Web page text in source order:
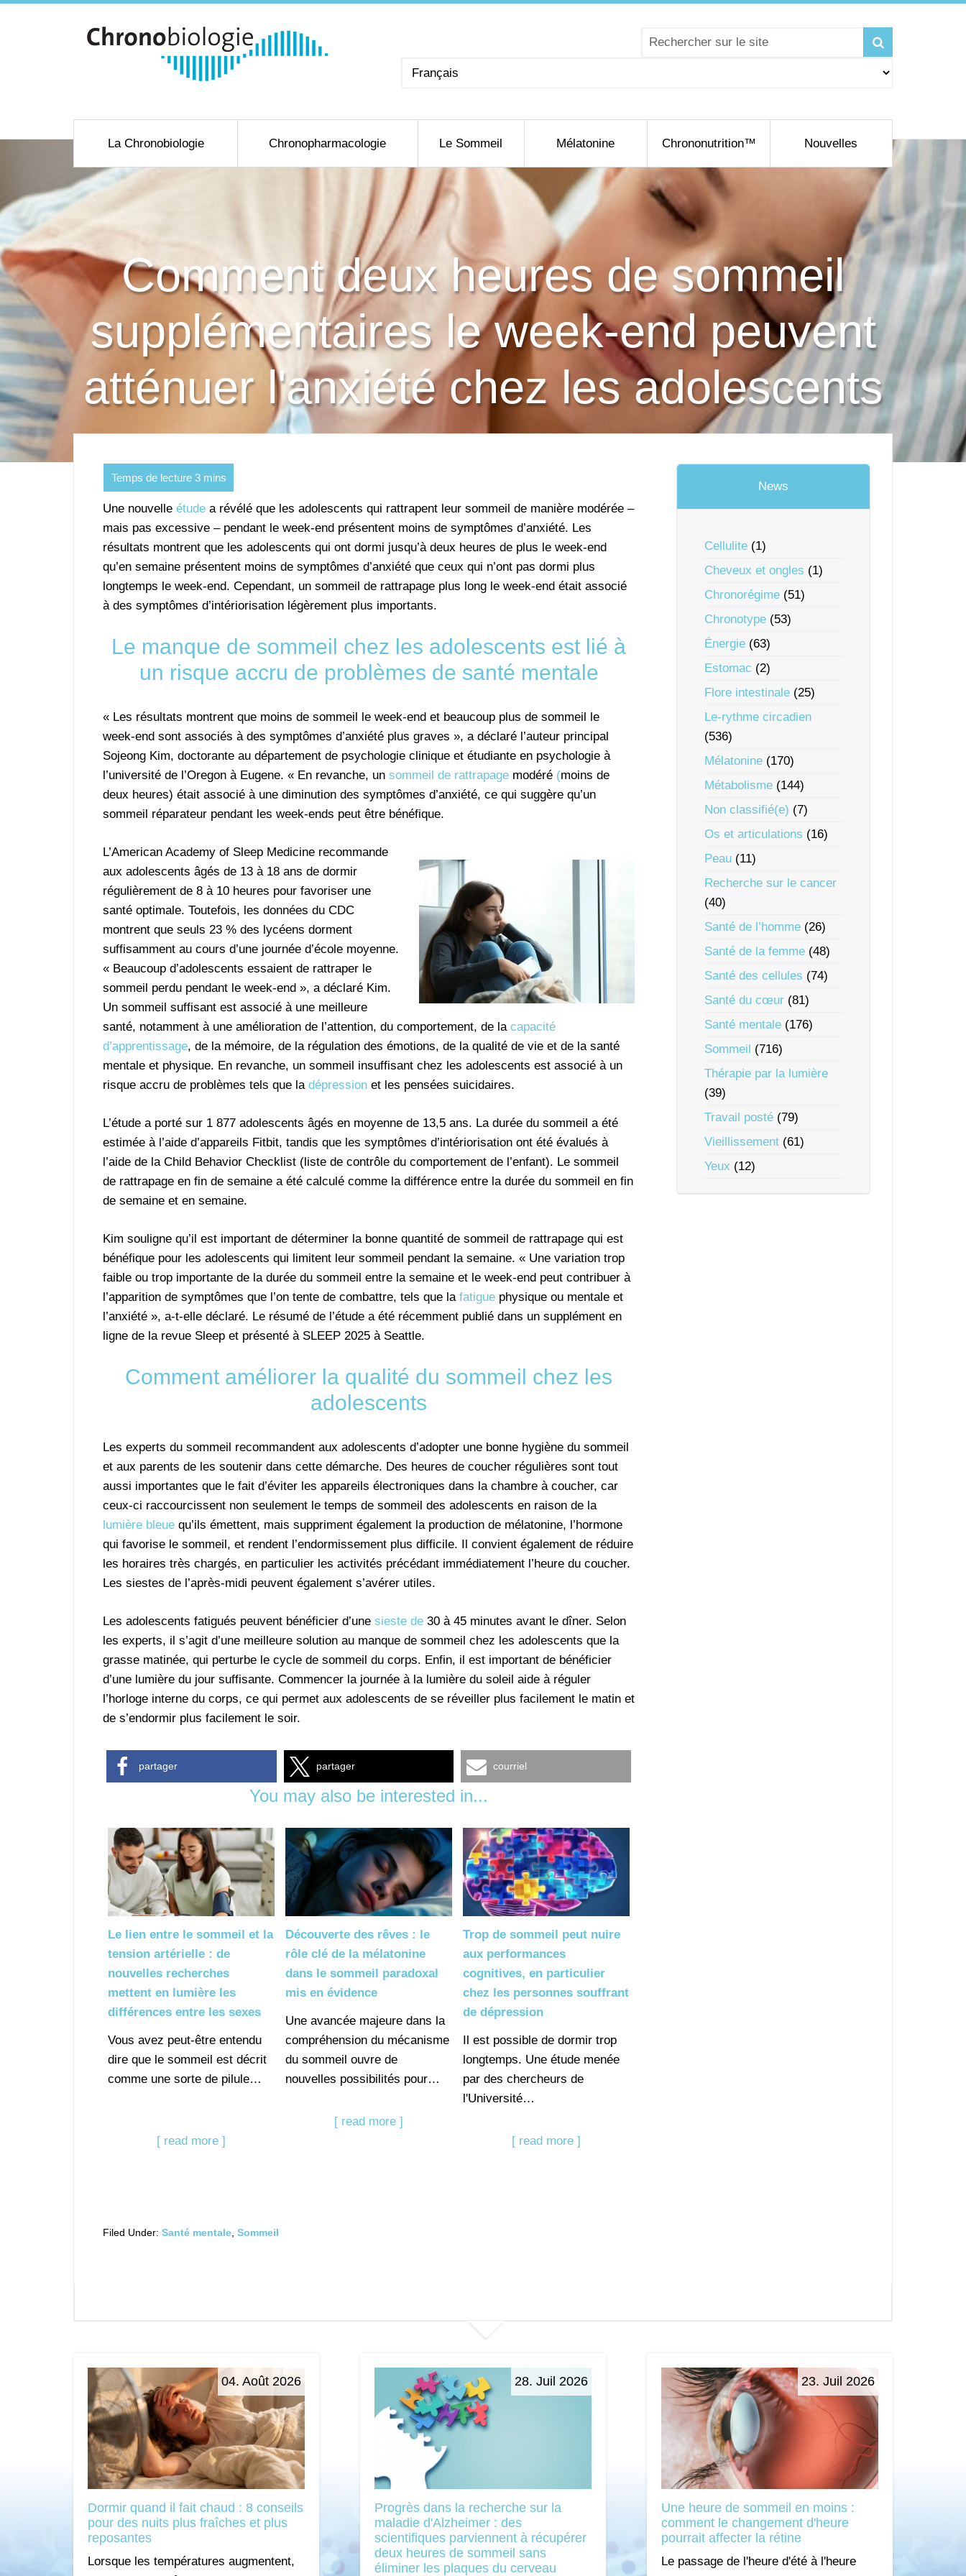
Choisir
La Chronobiologie Chronopharmacologie Le Sommeil Mélatonine Chrononutrition™ Nouvelles
Comment deux heures de sommeil
supplémentaires le week-end peuvent
atténuer l'anxiété chez les adolescents
Une nouvelle étude a révélé que les adolescents qui rattrapent leur sommeil de manière modérée –
mais pas excessive – pendant le week-end présentent moins de symptômes d’anxiété. Les
résultats montrent que les adolescents qui ont dormi jusqu’à deux heures de plus le week-end
qu’en semaine présentent moins de symptômes d’anxiété que ceux qui n’ont pas dormi plus
longtemps le week-end. Cependant, un sommeil de rattrapage plus long le week-end était associé
à des symptômes d’intériorisation légèrement plus importants.
Le manque de sommeil chez les adolescents est lié à
un risque accru de problèmes de santé mentale
« Les résultats montrent que moins de sommeil le week-end et beaucoup plus de sommeil le
week-end sont associés à des symptômes d’anxiété plus graves », a déclaré l’auteur principal
Sojeong Kim, doctorante au département de psychologie clinique et étudiante en psychologie à
l’université de l’Oregon à Eugene. « En revanche, un sommeil de rattrapage modéré (moins de
deux heures) était associé à une diminution des symptômes d’anxiété, ce qui suggère qu’un
sommeil réparateur pendant les week-ends peut être bénéfique.
L’American Academy of Sleep Medicine recommande
aux adolescents âgés de 13 à 18 ans de dormir
régulièrement de 8 à 10 heures pour favoriser une
santé optimale. Toutefois, les données du CDC
montrent que seuls 23 % des lycéens dorment
suffisamment au cours d’une journée d’école moyenne.
« Beaucoup d’adolescents essaient de rattraper le
sommeil perdu pendant le week-end », a déclaré Kim.
Un sommeil suffisant est associé à une meilleure
santé, notamment à une amélioration de l’attention, du comportement, de la capacité
d’apprentissage, de la mémoire, de la régulation des émotions, de la qualité de vie et de la santé
mentale et physique. En revanche, un sommeil insuffisant chez les adolescents est associé à un
risque accru de problèmes tels que la dépression et les pensées suicidaires.
L’étude a porté sur 1 877 adolescents âgés en moyenne de 13,5 ans. La durée du sommeil a été
estimée à l’aide d’appareils Fitbit, tandis que les symptômes d’intériorisation ont été évalués à
l’aide de la Child Behavior Checklist (liste de contrôle du comportement de l’enfant). Le sommeil
de rattrapage en fin de semaine a été calculé comme la différence entre la durée du sommeil en fin
de semaine et en semaine.
Kim souligne qu’il est important de déterminer la bonne quantité de sommeil de rattrapage qui est
bénéfique pour les adolescents qui limitent leur sommeil pendant la semaine. « Une variation trop
faible ou trop importante de la durée du sommeil entre la semaine et le week-end peut contribuer à
l’apparition de symptômes que l’on tente de combattre, tels que la fatigue physique ou mentale et
l’anxiété », a-t-elle déclaré. Le résumé de l’étude a été récemment publié dans un supplément en
ligne de la revue Sleep et présenté à SLEEP 2025 à Seattle.
Comment améliorer la qualité du sommeil chez les
adolescents
Les experts du sommeil recommandent aux adolescents d’adopter une bonne hygiène du sommeil
et aux parents de les soutenir dans cette démarche. Des heures de coucher régulières sont tout
aussi importantes que le fait d’éviter les appareils électroniques dans la chambre à coucher, car
ceux-ci raccourcissent non seulement le temps de sommeil des adolescents en raison de la
lumière bleue qu’ils émettent, mais suppriment également la production de mélatonine, l’hormone
qui favorise le sommeil, et rendent l’endormissement plus difficile. Il convient également de réduire
les horaires très chargés, en particulier les activités précédant immédiatement l’heure du coucher.
Les siestes de l’après-midi peuvent également s’avérer utiles.
Les adolescents fatigués peuvent bénéficier d’une sieste de 30 à 45 minutes avant le dîner. Selon
les experts, il s’agit d’une meilleure solution au manque de sommeil chez les adolescents que la
grasse matinée, qui perturbe le cycle de sommeil du corps. Enfin, il est important de bénéficier
d’une lumière du jour suffisante. Commencer la journée à la lumière du soleil aide à réguler
l’horloge interne du corps, ce qui permet aux adolescents de se réveiller plus facilement le matin et
de s’endormir plus facilement le soir.
partager partager courriel
You may also be interested in...
Le lien entre le sommeil et la
tension artérielle : de
nouvelles recherches
mettent en lumière les
différences entre les sexes
Vous avez peut-être entendu
dire que le sommeil est décrit
comme une sorte de pilule…
[ read more ]
Découverte des rêves : le
rôle clé de la mélatonine
dans le sommeil paradoxal
mis en évidence
Une avancée majeure dans la
compréhension du mécanisme
du sommeil ouvre de
nouvelles possibilités pour…
[ read more ]
Trop de sommeil peut nuire
aux performances
cognitives, en particulier
chez les personnes souffrant
de dépression
Il est possible de dormir trop
longtemps. Une étude menée
par des chercheurs de
l'Université…
[ read more ]
Filed Under: Santé mentale Sommeil
News
Cellulite (1)
Cheveux et ongles (1)
Chronorégime (51)
Chronotype (53)
Énergie (63)
Estomac (2)
Flore intestinale (25)
Le-rythme circadien
(536)
Mélatonine (170)
Métabolisme (144)
Non classifié(e) (7)
Os et articulations (16)
Peau (11)
Recherche sur le cancer
(40)
Santé de l’homme (26)
Santé de la femme (48)
Santé des cellules (74)
Santé du cœur (81)
Santé mentale (176)
Sommeil (716)
Thérapie par la lumière
(39)
Travail posté (79)
Vieillissement (61)
Yeux (12)
04. Août 2026
Dormir quand il fait chaud : 8 conseils
pour des nuits plus fraîches et plus
reposantes
Lorsque les températures augmentent,
28. Juil 2026
Progrès dans la recherche sur la
maladie d'Alzheimer : des
scientifiques parviennent à récupérer
deux heures de sommeil sans
éliminer les plaques du cerveau
23. Juil 2026
Une heure de sommeil en moins :
comment le changement d'heure
pourrait affecter la rétine
Le passage de l'heure d'été à l'heure